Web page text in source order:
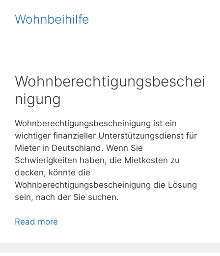
Wohnbeihilfe
Wohnberechtigungsbeschei
nigung
Wohnberechtigungsbescheinigung ist ein
wichtiger finanzieller Unterstützungsdienst für
Mieter in Deutschland. Wenn Sie
Schwierigkeiten haben, die Mietkosten zu
decken, könnte die
Wohnberechtigungsbescheinigung die Lösung
sein, nach der Sie suchen.
Read more